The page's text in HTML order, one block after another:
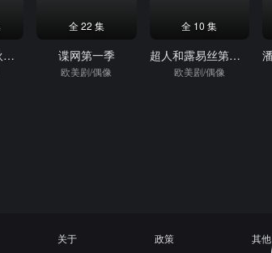
太空堡垒卡拉狄加第一季
全 22 集
谍网第一季
欧美剧/偶像
全 10 集
超人和露易丝第四季
欧美剧/偶像
关于
政策
其他